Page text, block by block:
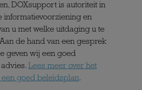
DOXsupport is autoriteit in
informatievoorziening en
u met welke uitdaging u te
de hand van een gesprek
geven wij een goed
Lees meer over het
een goed beleidsplan.